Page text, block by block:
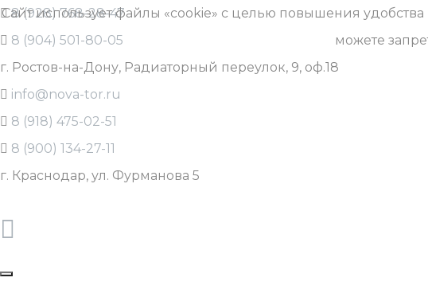
8 (928) 768-28-47
8 (904) 501-80-05
г. Ростов-на-Дону, Радиаторный переулок, 9, оф.18
info@nova-tor.ru
8 (918) 475-02-51
8 (900) 134-27-11
г. Краснодар, ул. Фурманова 5
Сайт использует файлы «cookie» с целью повышения
можете